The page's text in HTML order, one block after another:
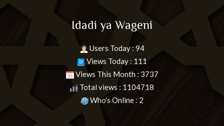
Idadi ya Wageni
Users Today : 94
Views Today : 111
Views This Month : 3737
Total views : 1104718
Who's Online : 2